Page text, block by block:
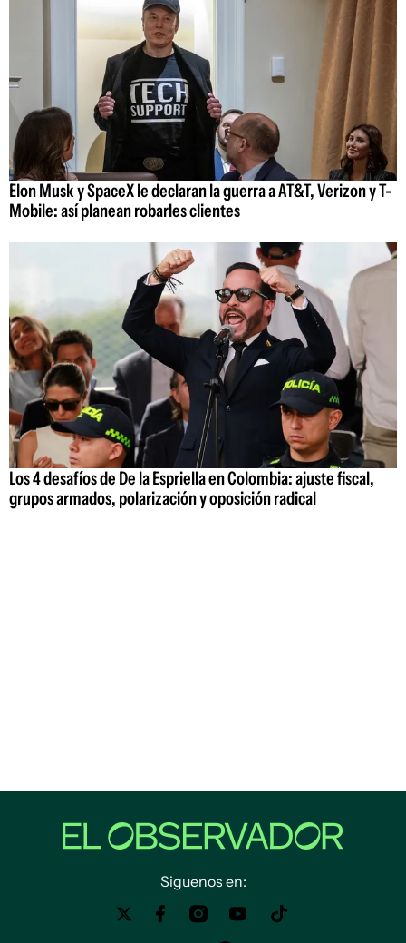
Elon Musk y SpaceX le declaran la guerra a AT&T, Verizon y T-
Mobile: así planean robarles clientes
Los 4 desafíos de De la Espriella en Colombia: ajuste fiscal,
grupos armados, polarización y oposición radical
Siguenos en: